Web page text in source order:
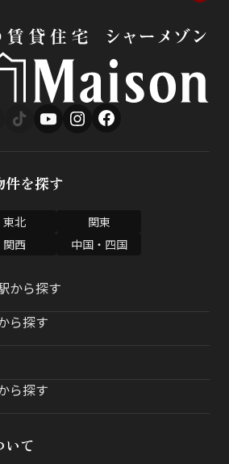
件を探す
東北
関東
関西
中国・四国
から探す
ら探す
ら探す
いて